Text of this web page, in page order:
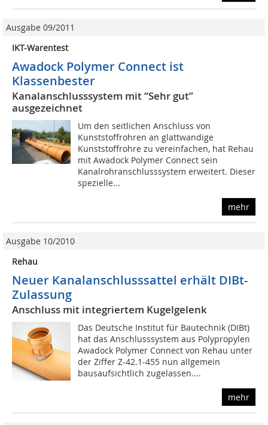
Ausgabe 09/2011
IKT-Warentest
Awadock Polymer Connect ist
Klassenbester
Kanalanschlusssystem mit “Sehr gut”
ausgezeichnet
Um den seitlichen Anschluss von
Kunststoffrohren an glattwandige
Kunststoffrohre zu vereinfachen, hat Rehau
mit Awadock Polymer Connect sein
Kanalrohranschlusssystem erweitert. Dieser
spezielle...
mehr
Ausgabe 10/2010
Rehau
Neuer Kanalanschlusssattel erhält DIBt-
Zulassung
Anschluss mit integriertem Kugelgelenk
Das Deutsche Institut für Bautechnik (DIBt)
hat das Anschlusssystem aus Polypropylen
Awadock Polymer Connect von Rehau unter
der Ziffer Z-42.1-455 nun allgemein
bausaufsichtlich zugelassen....
mehr